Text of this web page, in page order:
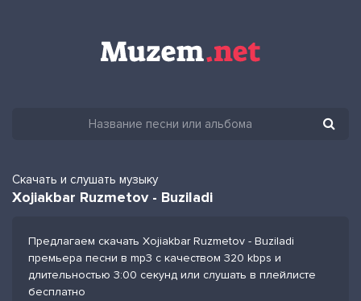
Скачать и слушать музыку
Xojiakbar Ruzmetov - Buziladi
Предлагаем скачать Xojiakbar Ruzmetov - Buziladi
премьера песни в mp3 с качеством 320 kbps и
длительностью 3:00 секунд или слушать в плейлисте
бесплатно